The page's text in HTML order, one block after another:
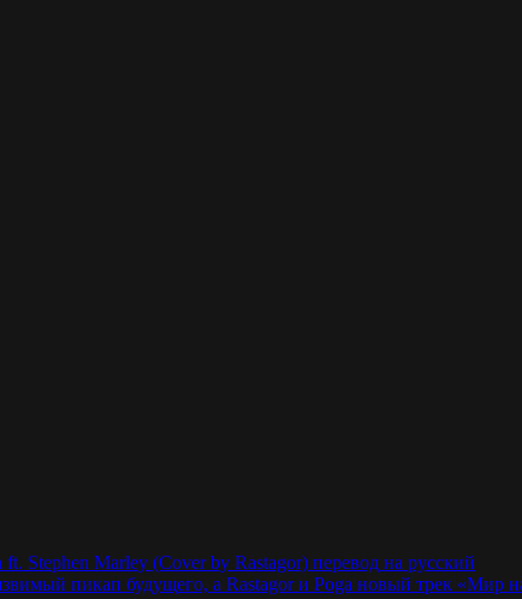
Stephen Marley (Cover by Rastagor) перевод на русский
пикап будущего, а Rastagor и Poga новый трек «Мир